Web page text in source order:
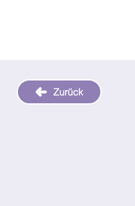
Zurück